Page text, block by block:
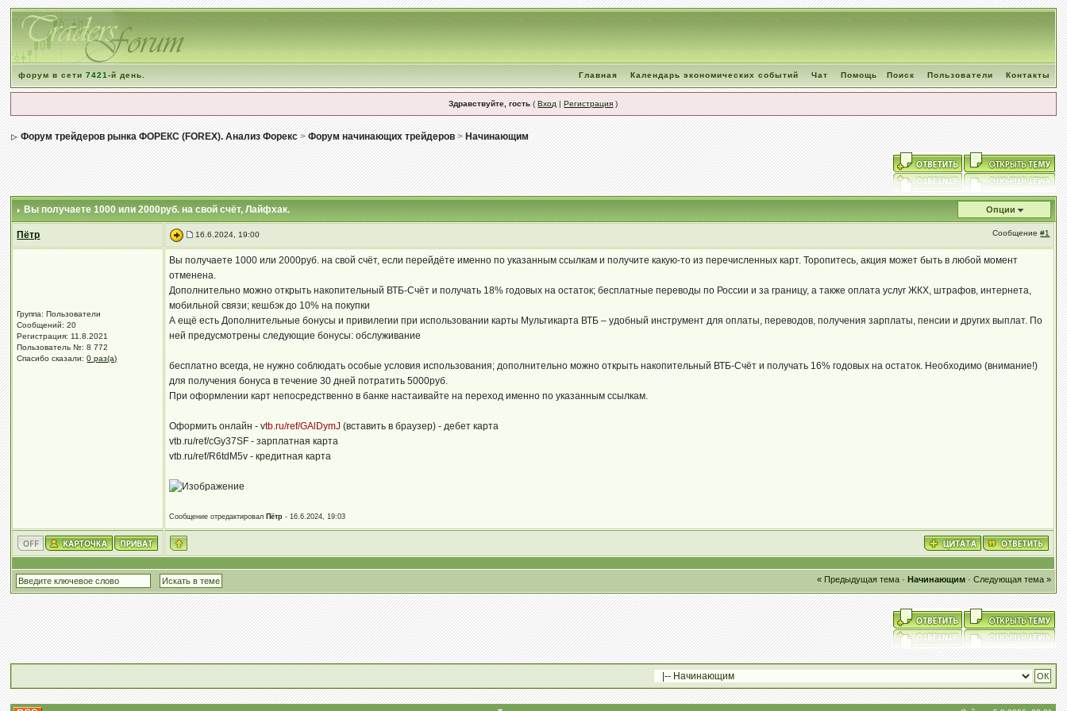
форум в сети7421-й день. Главная Календарь экономических событий Чат Помощь Поиск Пользователи Контакты
Здравствуйте, гость (Вход |Регистрация )
Форум трейдеров рынка ФОРЕКС (FOREX). Анализ Форекс>Форум начинающих трейдеров>Начинающим
Вы получаете 1000 или 2000руб. на свой счёт, Лайфхак. Опции
Пётр 16.6.2024, 19:00 Сообщение#1
Группа: Пользователи
Сообщений: 20
Регистрация: 11.8.2021
Пользователь №: 8 772
Спасибо сказали:0 раз(а)
Вы получаете 1000 или 2000руб. на свой счёт, если перейдёте именно по указанным ссылкам и получите какую-то из перечисленных карт. Торопитесь, акция может быть в любой момент
отменена.
Дополнительно можно открыть накопительный ВТБ-Счёт и получать 18% годовых на остаток; бесплатные переводы по России и за границу, а также оплата услуг ЖКХ, штрафов, интернета,
мобильной связи; кешбэк до 10% на покупки
А ещё есть Дополнительные бонусы и привилегии при использовании карты Мультикарта ВТБ – удобный инструмент для оплаты, переводов, получения зарплаты, пенсии и других выплат. По
ней предусмотрены следующие бонусы: обслуживание
бесплатно всегда, не нужно соблюдать особые условия использования; дополнительно можно открыть накопительный ВТБ-Счёт и получать 16% годовых на остаток. Необходимо (внимание!)
для получения бонуса в течение 30 дней потратить 5000руб.
При оформлении карт непосредственно в банке настаивайте на переход именно по указанным ссылкам.
Оформить онлайн - vtb.ru/ref/GAlDymJ (вставить в браузер) - дебет карта
vtb.ru/ref/cGy37SF - зарплатная карта
vtb.ru/ref/R6tdM5v - кредитная карта
Сообщение отредактировал Пётр - 16.6.2024, 19:03
« Предыдущая тема· Начинающим· Следующая тема »